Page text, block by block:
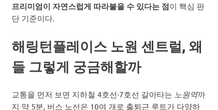
프리미엄이 자연스럽게 따라붙을 수 있다는 점이 핵심 판
단 기준이다.
해링턴플레이스 노원 센트럴, 왜
들 그렇게 궁금해할까
교통을 먼저 보면 지하철 4호선·7호선 갈아타는 노원역까
지 약 5분, 버스 노선은 10여 개로 출퇴근 루트가 다양하